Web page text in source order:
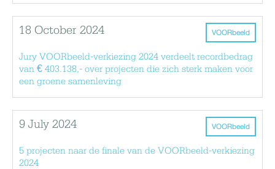
VOORbeeld
18 October 2024
Jury VOORbeeld-verkiezing 2024 verdeelt recordbedrag
van € 403.138,- over projecten die zich sterk maken voor
een groene samenleving
VOORbeeld
9 July 2024
5 projecten naar de finale van de VOORbeeld-verkiezing
2024